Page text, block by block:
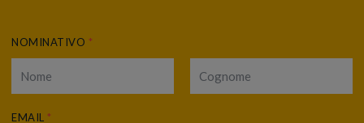
NOMINATIVO *
EMAIL *